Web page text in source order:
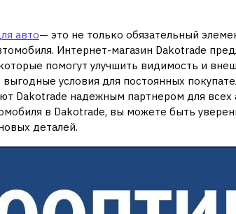
авто— это не только обязательный
Интернет-магазин Dakotrade
помогут улучшить видимость и
условия для постоянных
Dakotrade надежным партнером для всех
в Dakotrade, вы можете быть
деталей.